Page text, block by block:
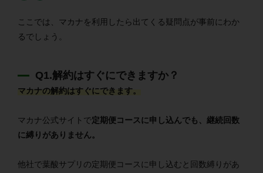
ここでは、マカナを利用したら出てくる疑問点が事前にわか
るでしょう。
Q1.解約はすぐにできますか？
マカナの解約はすぐにできます。
マカナ公式サイトで定期便コースに申し込んでも、継続回数
に縛りがありません。
他社で葉酸サプリの定期便コースに申し込むと回数縛りがあ